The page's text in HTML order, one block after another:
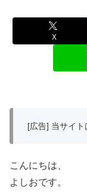
X
[広告] 当サイト
こんにちは、
よしおです。